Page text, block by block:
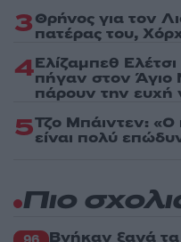
3Θρήνος για τον
πατέρας του,
4Ελίζαμπεθ
πήγαν στον Άγιο
πάρουν την ευχή
5Τζο Μπάιντεν: «Ο
είναι πολύ
Πιο
Βγήκαν ξανά τα